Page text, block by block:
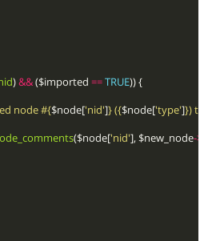
) && ($imported ==TRUE
)) {
node #{$node['nid']} ({$node['type']}) to
($node['nid'], $new_node->